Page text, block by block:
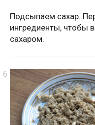
Подсыпаем сахар.
ингредиенты, чтобы
сахаром.